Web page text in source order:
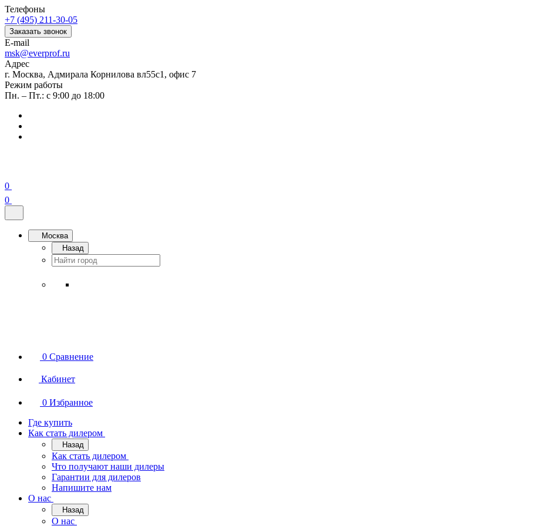
Телефоны
+7 (495) 211-30-05
Заказать звонок
E-mail
msk@everprof.ru
Адрес
г. Москва, Адмирала Корнилова вл55с1, офис 7
Режим работы
Пн. – Пт.: с 9:00 до 18:00
0
0
Москва
Назад
0 Сравнение
Кабинет
0 Избранное
Где купить
Как стать дилером
Назад
Как стать дилером
Что получают наши дилеры
Гарантии для дилеров
Напишите нам
О нас
Назад
О нас